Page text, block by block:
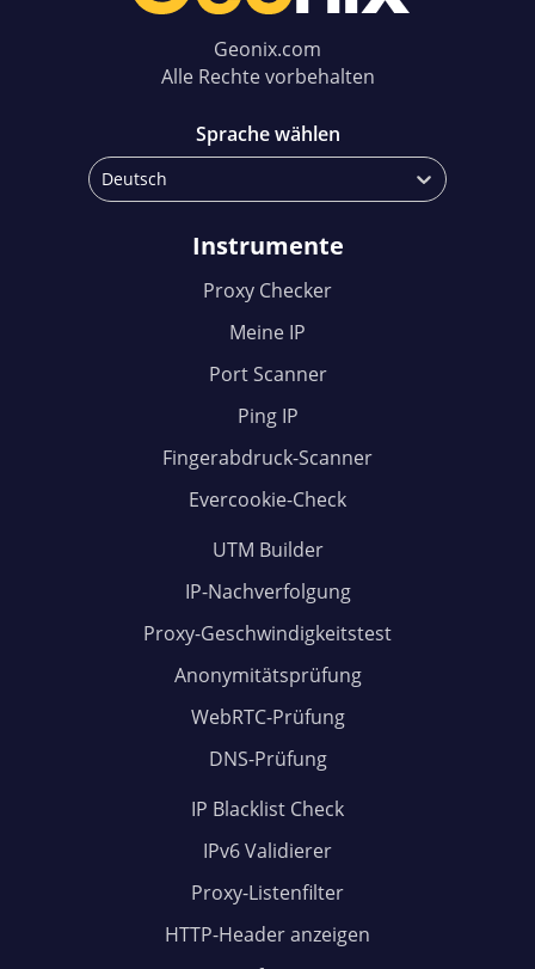
Geonix.com
Alle Rechte vorbehalten
Sprache wählen
Deutsch
Instrumente
Proxy Checker
Meine IP
Port Scanner
Ping IP
Fingerabdruck-Scanner
Evercookie-Check
UTM Builder
IP-Nachverfolgung
Proxy-Geschwindigkeitstest
Anonymitätsprüfung
WebRTC-Prüfung
DNS-Prüfung
IP Blacklist Check
IPv6 Validierer
Proxy-Listenfilter
HTTP-Header anzeigen